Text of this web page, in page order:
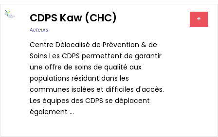
CDPS Kaw (CHC)
Acteurs
Centre Délocalisé de Prévention & de
Soins Les CDPS permettent de garantir
une offre de soins de qualité aux
populations résidant dans les
communes isolées et difficiles d'accès.
Les équipes des CDPS se déplacent
également ...
+